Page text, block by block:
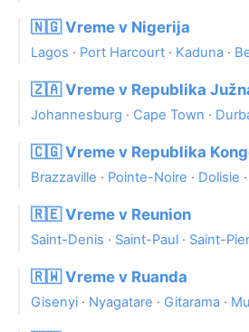
🇳🇬 Vreme v Nigerija
Lagos · Port Harcourt · Kaduna ·
🇿🇦 Vreme v Republika
Johannesburg · Cape Town ·
🇨🇬 Vreme v Republika
Brazzaville · Pointe-Noire · Dolisie ·
🇷🇪 Vreme v Reunion
Saint-Denis · Saint-Paul · Saint-
🇷🇼 Vreme v Ruanda
Gisenyi · Nyagatare · Gitarama ·